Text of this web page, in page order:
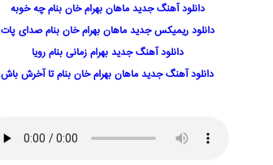
دانلود آهنگ جدید ماهان بهرام خان بنام چه خوبه
دانلود ریمیکس جدید ماهان بهرام خان بنام صدای پات
دانلود آهنگ جدید بهرام زمانی بنام رویا
دانلود آهنگ جدید ماهان بهرام خان بنام تا آخرش باش